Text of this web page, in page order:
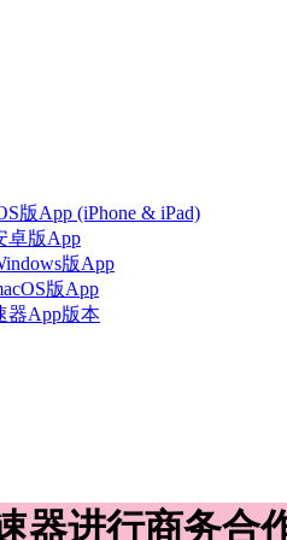
版App (iPhone & iPad)
卓版App
版App
版App
器App版本
器进行商务合